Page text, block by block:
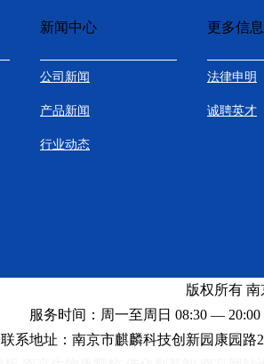
新闻中心 更多信息
公司新闻
产品新闻
行业动态
法律申明
诚聘英才
版权所有
服务时间：周一至周日 08:30 —
联系地址：南京市麒麟科技创新园康园